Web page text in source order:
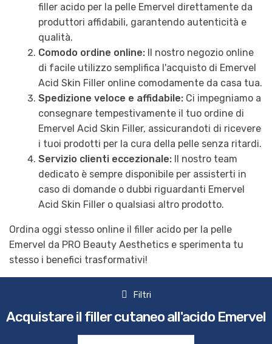
filler acido per la pelle Emervel direttamente da
produttori affidabili, garantendo autenticità e
qualità.
Comodo ordine online: Il nostro negozio online
di facile utilizzo semplifica l'acquisto di Emervel
Acid Skin Filler online comodamente da casa tua.
Spedizione veloce e affidabile: Ci impegniamo a
consegnare tempestivamente il tuo ordine di
Emervel Acid Skin Filler, assicurandoti di ricevere
i tuoi prodotti per la cura della pelle senza ritardi.
Servizio clienti eccezionale: Il nostro team
dedicato è sempre disponibile per assisterti in
caso di domande o dubbi riguardanti Emervel
Acid Skin Filler o qualsiasi altro prodotto.
Ordina oggi stesso online il filler acido per la pelle
Emervel da PRO Beauty Aesthetics e sperimenta tu
stesso i benefici trasformativi!
Filtri
Acquistare il filler cutaneo all'acido Emervel